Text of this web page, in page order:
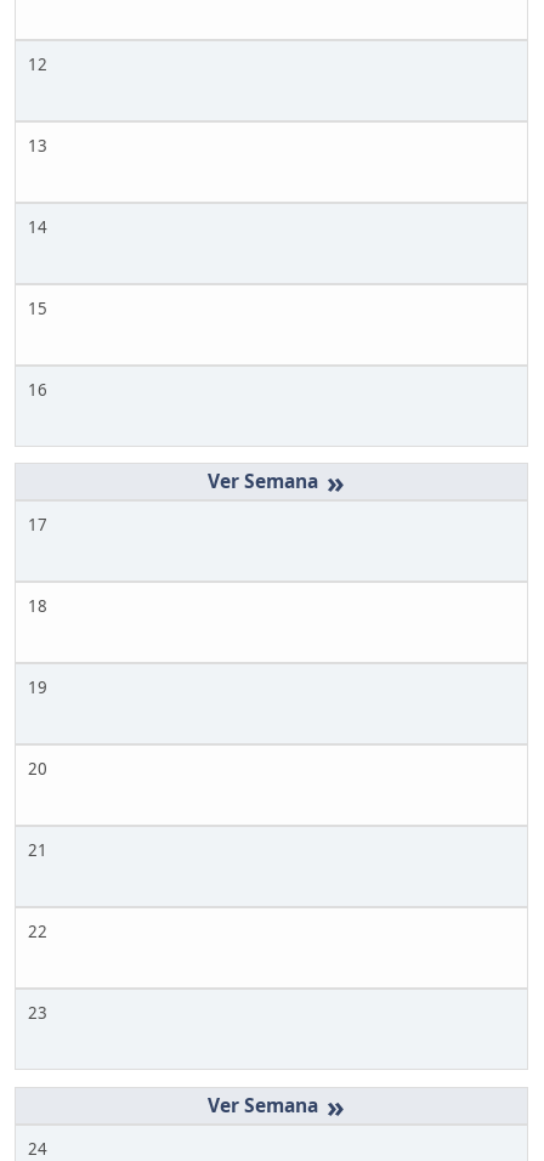
12
13
14
15
16
»
17
18
19
20
21
22
23
»
24